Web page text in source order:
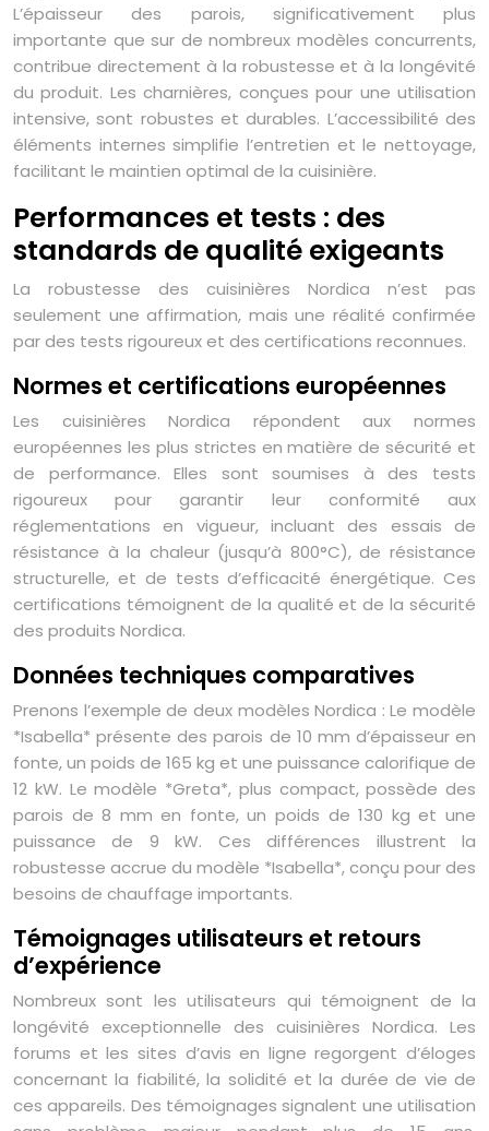
L’épaisseur des parois, significativement plus
importante que sur de nombreux modèles concurrents,
contribue directement à la robustesse et à la longévité
du produit. Les charnières, conçues pour une utilisation
intensive, sont robustes et durables. L’accessibilité des
éléments internes simplifie l’entretien et le nettoyage,
facilitant le maintien optimal de la cuisinière.
Performances et tests : des
standards de qualité exigeants
La robustesse des cuisinières Nordica n’est pas
seulement une affirmation, mais une réalité confirmée
par des tests rigoureux et des certifications reconnues.
Normes et certifications européennes
Les cuisinières Nordica répondent aux normes
européennes les plus strictes en matière de sécurité et
de performance. Elles sont soumises à des tests
rigoureux pour garantir leur conformité aux
réglementations en vigueur, incluant des essais de
résistance à la chaleur (jusqu’à 800°C), de résistance
structurelle, et de tests d’efficacité énergétique. Ces
certifications témoignent de la qualité et de la sécurité
des produits Nordica.
Données techniques comparatives
Prenons l’exemple de deux modèles Nordica : Le modèle
*Isabella* présente des parois de 10 mm d’épaisseur en
fonte, un poids de 165 kg et une puissance calorifique de
12 kW. Le modèle *Greta*, plus compact, possède des
parois de 8 mm en fonte, un poids de 130 kg et une
puissance de 9 kW. Ces différences illustrent la
robustesse accrue du modèle *Isabella*, conçu pour des
besoins de chauffage importants.
Témoignages utilisateurs et retours
d’expérience
Nombreux sont les utilisateurs qui témoignent de la
longévité exceptionnelle des cuisinières Nordica. Les
forums et les sites d’avis en ligne regorgent d’éloges
concernant la fiabilité, la solidité et la durée de vie de
ces appareils. Des témoignages signalent une utilisation